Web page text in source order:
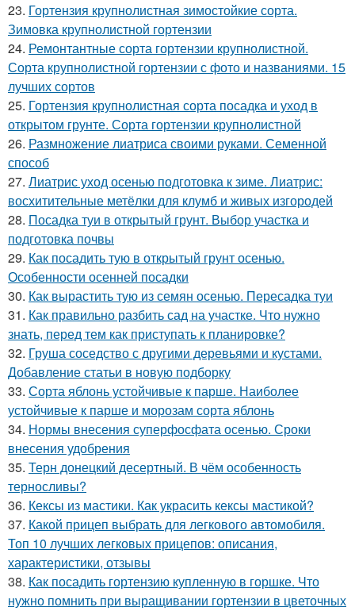
23. Гортензия крупнолистная зимостойкие сорта.
Зимовка крупнолистной гортензии
24. Ремонтантные сорта гортензии крупнолистной.
Сорта крупнолистной гортензии с фото и названиями. 15
лучших сортов
25. Гортензия крупнолистная сорта посадка и уход в
открытом грунте. Сорта гортензии крупнолистной
26. Размножение лиатриса своими руками. Семенной
способ
27. Лиатрис уход осенью подготовка к зиме. Лиатрис:
восхитительные метёлки для клумб и живых изгородей
28. Посадка туи в открытый грунт. Выбор участка и
подготовка почвы
29. Как посадить тую в открытый грунт осенью.
Особенности осенней посадки
30. Как вырастить тую из семян осенью. Пересадка туи
31. Как правильно разбить сад на участке. Что нужно
знать, перед тем как приступать к планировке?
32. Груша соседство с другими деревьями и кустами.
Добавление статьи в новую подборку
33. Сорта яблонь устойчивые к парше. Наиболее
устойчивые к парше и морозам сорта яблонь
34. Нормы внесения суперфосфата осенью. Сроки
внесения удобрения
35. Терн донецкий десертный. В чём особенность
терносливы?
36. Кексы из мастики. Как украсить кексы мастикой?
37. Какой прицеп выбрать для легкового автомобиля.
Топ 10 лучших легковых прицепов: описания,
характеристики, отзывы
38. Как посадить гортензию купленную в горшке. Что
нужно помнить при выращивании гортензии в цветочных